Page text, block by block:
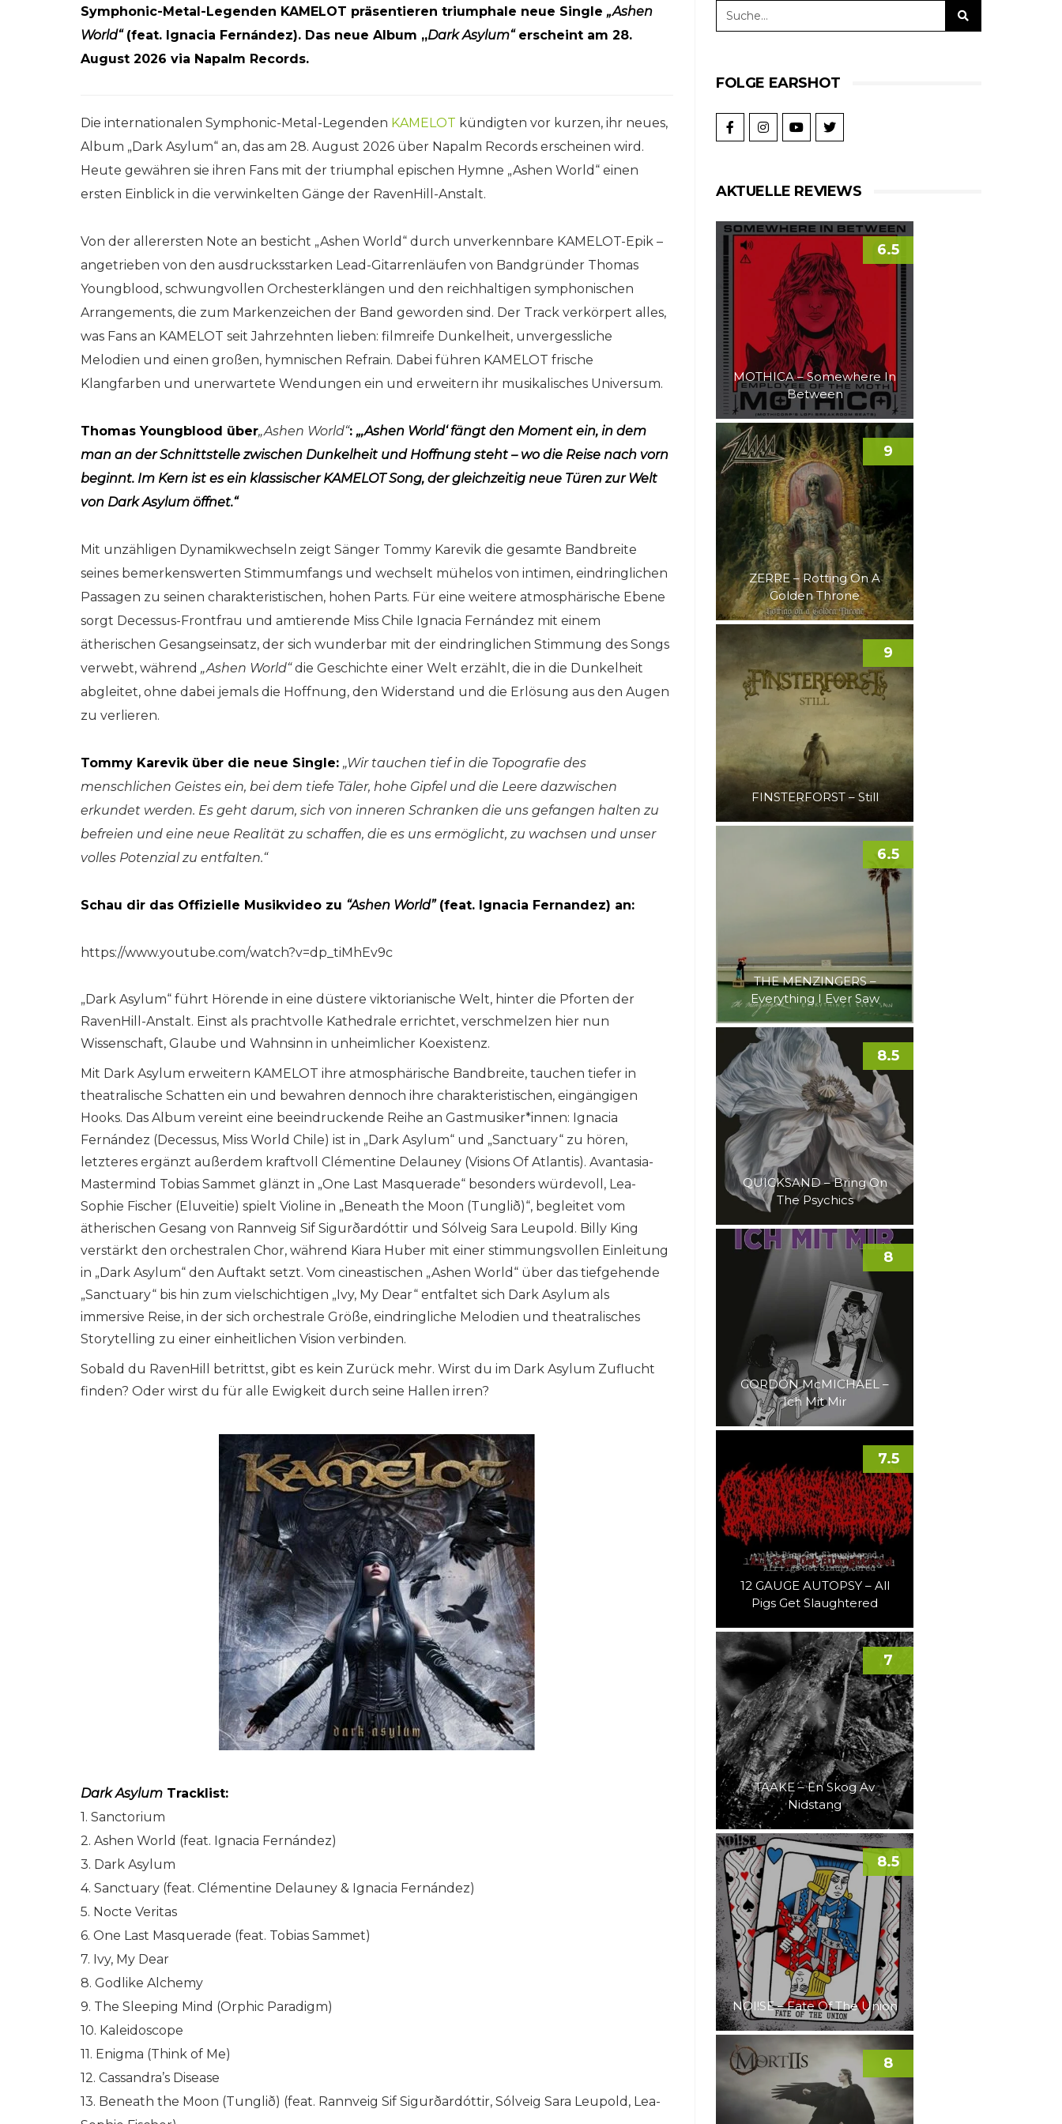
Symphonic-Metal-Legenden KAMELOT präsentieren triumphale neue Single „Ashen
World“(feat. Ignacia Fernández). Das neue Album „Dark Asylum“erscheint am 28.
August 2026 via Napalm Records.
Die internationalen Symphonic-Metal-Legenden KAMELOT kündigten vor kurzen, ihr neues,
Album „Dark Asylum“ an, das am 28. August 2026 über Napalm Records erscheinen wird.
Heute gewähren sie ihren Fans mit der triumphal epischen Hymne „Ashen World“ einen
ersten Einblick in die verwinkelten Gänge der RavenHill-Anstalt.
Von der allerersten Note an besticht „Ashen World“ durch unverkennbare KAMELOT-Epik –
angetrieben von den ausdrucksstarken Lead-Gitarrenläufen von Bandgründer Thomas
Youngblood, schwungvollen Orchesterklängen und den reichhaltigen symphonischen
Arrangements, die zum Markenzeichen der Band geworden sind. Der Track verkörpert alles,
was Fans an KAMELOT seit Jahrzehnten lieben: filmreife Dunkelheit, unvergessliche
Melodien und einen großen, hymnischen Refrain. Dabei führen KAMELOT frische
Klangfarben und unerwartete Wendungen ein und erweitern ihr musikalisches Universum.
Thomas Youngblood über„Ashen World“: „‚Ashen World‘ fängt den Moment ein, in dem
man an der Schnittstelle zwischen Dunkelheit und Hoffnung steht – wo die Reise nach vorn
beginnt. Im Kern ist es ein klassischer KAMELOT Song, der gleichzeitig neue Türen zur Welt
von Dark Asylum öffnet.“
Mit unzähligen Dynamikwechseln zeigt Sänger Tommy Karevik die gesamte Bandbreite
seines bemerkenswerten Stimmumfangs und wechselt mühelos von intimen, eindringlichen
Passagen zu seinen charakteristischen, hohen Parts. Für eine weitere atmosphärische Ebene
sorgt Decessus-Frontfrau und amtierende Miss Chile Ignacia Fernández mit einem
ätherischen Gesangseinsatz, der sich wunderbar mit der eindringlichen Stimmung des Songs
verwebt, während „Ashen World“die Geschichte einer Welt erzählt, die in die Dunkelheit
abgleitet, ohne dabei jemals die Hoffnung, den Widerstand und die Erlösung aus den Augen
zu verlieren.
Tommy Karevik über die neue Single: „Wir tauchen tief in die Topografie des
menschlichen Geistes ein, bei dem tiefe Täler, hohe Gipfel und die Leere dazwischen
erkundet werden. Es geht darum, sich von inneren Schranken die uns gefangen halten zu
befreien und eine neue Realität zu schaffen, die es uns ermöglicht, zu wachsen und unser
volles Potenzial zu entfalten.“
Schau dir das Offizielle Musikvideo zu “Ashen World”(feat. Ignacia Fernandez) an:
https://www.youtube.com/watch?v=dp_tiMhEv9c
„Dark Asylum“ führt Hörende in eine düstere viktorianische Welt, hinter die Pforten der
RavenHill-Anstalt. Einst als prachtvolle Kathedrale errichtet, verschmelzen hier nun
Wissenschaft, Glaube und Wahnsinn in unheimlicher Koexistenz.
Mit Dark Asylum erweitern KAMELOT ihre atmosphärische Bandbreite, tauchen tiefer in
theatralische Schatten ein und bewahren dennoch ihre charakteristischen, eingängigen
Hooks. Das Album vereint eine beeindruckende Reihe an Gastmusiker*innen: Ignacia
Fernández (Decessus, Miss World Chile) ist in „Dark Asylum“ und „Sanctuary“ zu hören,
letzteres ergänzt außerdem kraftvoll Clémentine Delauney (Visions Of Atlantis). Avantasia-
Mastermind Tobias Sammet glänzt in „One Last Masquerade“ besonders würdevoll, Lea-
Sophie Fischer (Eluveitie) spielt Violine in „Beneath the Moon (Tunglið)“, begleitet vom
ätherischen Gesang von Rannveig Sif Sigurðardóttir und Sólveig Sara Leupold. Billy King
verstärkt den orchestralen Chor, während Kiara Huber mit einer stimmungsvollen Einleitung
in „Dark Asylum“ den Auftakt setzt. Vom cineastischen „Ashen World“ über das tiefgehende
„Sanctuary“ bis hin zum vielschichtigen „Ivy, My Dear“ entfaltet sich Dark Asylum als
immersive Reise, in der sich orchestrale Größe, eindringliche Melodien und theatralisches
Storytelling zu einer einheitlichen Vision verbinden.
Sobald du RavenHill betrittst, gibt es kein Zurück mehr. Wirst du im Dark Asylum Zuflucht
finden? Oder wirst du für alle Ewigkeit durch seine Hallen irren?
Dark Asylum Tracklist:
1. Sanctorium
2. Ashen World (feat. Ignacia Fernández)
3. ⁠Dark Asylum
4. Sanctuary (feat. Clémentine Delauney & Ignacia Fernández)
5. Nocte Veritas
6. One Last Masquerade (feat. Tobias Sammet)
7. ⁠Ivy, My Dear
8. Godlike Alchemy
9. The Sleeping Mind (Orphic Paradigm)
10. Kaleidoscope
11. Enigma (Think of Me)
12. Cassandra’s Disease
13. Beneath the Moon (Tunglið) (feat. Rannveig Sif Sigurðardóttir, Sólveig Sara Leupold, Lea-
FOLGE EARSHOT
AKTUELLE REVIEWS
MOTHICA – Somewhere In
Between
6.5
ZERRE – Rotting On A
Golden Throne
9
FINSTERFORST – Still
9
THE MENZINGERS –
Everything I Ever Saw
6.5
QUICKSAND – Bring On
The Psychics
8.5
GORDON McMICHAEL –
Ich Mit Mir
8
12 GAUGE AUTOPSY – All
Pigs Get Slaughtered
7.5
TAAKE – En Skog Av
Nidstang
7
NOI!SE – Fate Of The Union
8.5
8